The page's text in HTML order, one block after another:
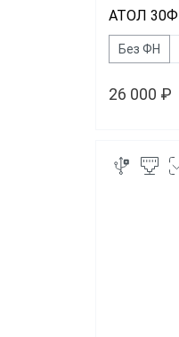
АТОЛ 30Ф
Без ФН
26 000 ₽